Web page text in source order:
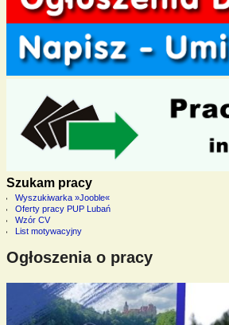
Szukam pracy
Wyszukiwarka »Jooble«
Oferty pracy PUP Lubań
Wzór CV
List motywacyjny
Ogłoszenia o pracy